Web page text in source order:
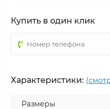
Купить в один клик
Характеристики:
Размеры